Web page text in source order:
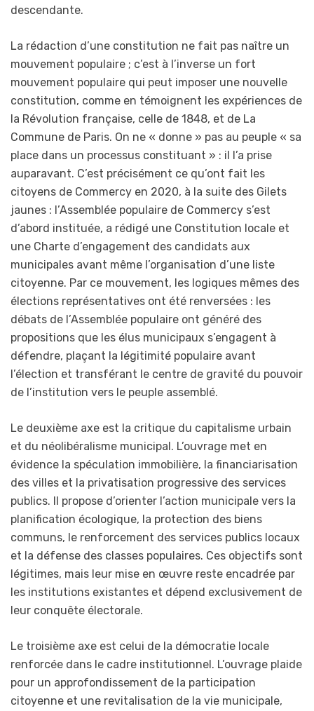
descendante.
La rédaction d’une constitution ne fait pas naître un
mouvement populaire ; c’est à l’inverse un fort
mouvement populaire qui peut imposer une nouvelle
constitution, comme en témoignent les expériences de
la Révolution française, celle de 1848, et de La
Commune de Paris. On ne « donne » pas au peuple « sa
place dans un processus constituant » : il l’a prise
auparavant. C’est précisément ce qu’ont fait les
citoyens de Commercy en 2020, à la suite des Gilets
jaunes : l’Assemblée populaire de Commercy s’est
d’abord instituée, a rédigé une Constitution locale et
une Charte d’engagement des candidats aux
municipales avant même l’organisation d’une liste
citoyenne. Par ce mouvement, les logiques mêmes des
élections représentatives ont été renversées : les
débats de l’Assemblée populaire ont généré des
propositions que les élus municipaux s’engagent à
défendre, plaçant la légitimité populaire avant
l’élection et transférant le centre de gravité du pouvoir
de l’institution vers le peuple assemblé.
Le deuxième axe est la critique du capitalisme urbain
et du néolibéralisme municipal. L’ouvrage met en
évidence la spéculation immobilière, la financiarisation
des villes et la privatisation progressive des services
publics. Il propose d’orienter l’action municipale vers la
planification écologique, la protection des biens
communs, le renforcement des services publics locaux
et la défense des classes populaires. Ces objectifs sont
légitimes, mais leur mise en œuvre reste encadrée par
les institutions existantes et dépend exclusivement de
leur conquête électorale.
Le troisième axe est celui de la démocratie locale
renforcée dans le cadre institutionnel. L’ouvrage plaide
pour un approfondissement de la participation
citoyenne et une revitalisation de la vie municipale,